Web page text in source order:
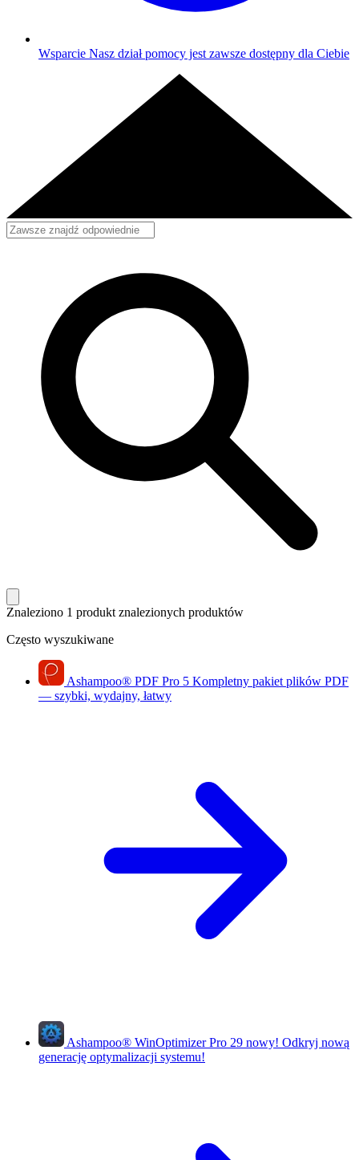
Wsparcie Nasz dział pomocy jest zawsze dostępny dla Ciebie
Znaleziono 1 produkt znalezionych produktów
Często wyszukiwane
Ashampoo® PDF Pro 5 Kompletny pakiet plików PDF
— szybki, wydajny, łatwy
Ashampoo® WinOptimizer Pro 29 nowy! Odkryj nową
generację optymalizacji systemu!